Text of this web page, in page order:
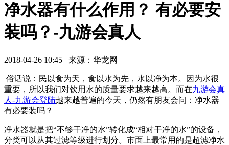
净水器有什么作用？ 有必要安
装吗？-九游会真人
2018-04-26 10:45 来源：华龙网
俗话说：民以食为天，食以水为先，水以净为本。因为水很
重要，所以我们对饮用水的质量要求越来越高。而在九游会真
人-九游会登陆越来越普遍的今天，仍然有朋友会问：净水器
有必要装吗？
净水器就是把“不够干净的水”转化成“相对干净的水”的设备，
分类可以从其过滤等级进行划分。市面上最常用的是超滤净水